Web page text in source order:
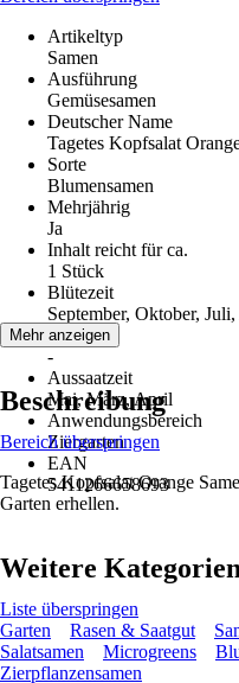
Artikeltyp
Samen
Ausführung
Gemüsesamen
Deutscher Name
Tagetes Kopfsalat
Sorte
Blumensamen
Mehrjährig
Ja
Inhalt reicht für ca.
1 Stück
Blütezeit
September, Oktober,
Erntezeit
-
Aussaatzeit
Mai, März, April
Anwendungsbereich
Ziergarten
EAN
5411266658693
Mehr anzeigen
Beschreibung
Bereich überspringen
Tagetes Kopfsalat Orange
Garten erhellen.
Weitere Kategorien
Liste überspringen
Garten
Rasen & Saatgut
Salatsamen
Microgreens
Zierpflanzensamen